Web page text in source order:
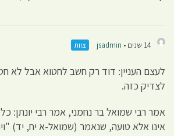
14 שנים • jsadmin צוות
לעצם העניין: דוד רק חשב לחטוא אבל לא
לצדיק כזה.
אמר רבי שמואל בר נחמני, אמר רבי יונתן:
אינו אלא טועה, שנאמר (שמואל-א יח, יד)